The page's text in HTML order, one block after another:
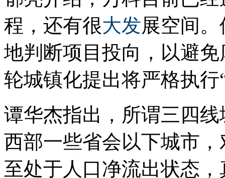
程，还有很大发展空间
地判断项目投向，以避
轮城镇化提出将严格执行
谭华杰指出，所谓三四
西部一些省会以下城市
至处于人口净流出状态